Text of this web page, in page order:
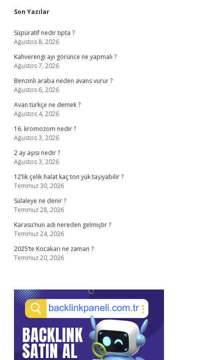
Sidebar
Son Yazılar
Süpüratif nedir tıpta ?
Ağustos 8, 2026
Kahverengi ayı görünce ne yapmalı ?
Ağustos 7, 2026
Benzinli araba neden avans vurur ?
Ağustos 6, 2026
Avan türkçe ne demek ?
Ağustos 4, 2026
16. kromozom nedir ?
Ağustos 3, 2026
2 ay aşısı nedir ?
Ağustos 3, 2026
12’lik çelik halat kaç ton yük taşıyabilir ?
Temmuz 30, 2026
Sülaleye ne denir ?
Temmuz 28, 2026
Karasu’nun adı nereden gelmiştir ?
Temmuz 24, 2026
2025’te Kocakarı ne zaman ?
Temmuz 20, 2026